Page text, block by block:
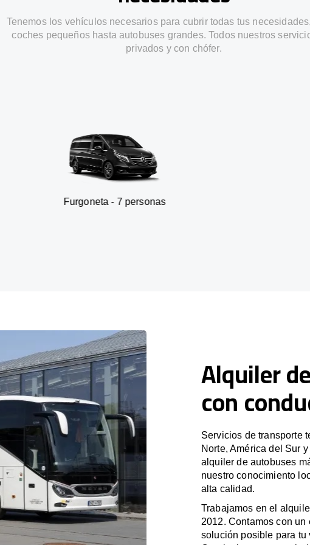
Tenemos los vehículos necesarios para cubrir todas tus
coches pequeños hasta autobuses grandes. Todos nuestros
privados y con chófer.
Furgoneta - 7 personas SUV - 3
Alquiler
con
Servicios de transporte
Norte, América del Sur
alquiler de autobuses
nuestro conocimiento
alta calidad.
Trabajamos en el
2012. Contamos con
solución posible para tu